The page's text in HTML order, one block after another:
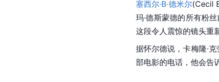
塞西尔·B·德米尔(Cecil
玛·德斯蒙德的所有粉
这段令人震惊的镜头重
据怀尔德说，卡梅隆·
部电影的电话，他会告